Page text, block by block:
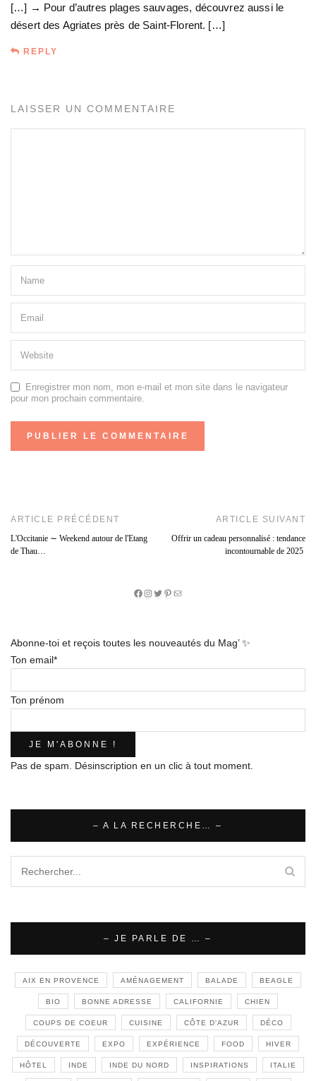
[…] → Pour d’autres plages sauvages, découvrez aussi le
désert des Agriates près de Saint-Florent. […]
REPLY
LAISSER UN COMMENTAIRE
Enregistrer mon nom, mon e-mail et mon site dans le navigateur
pour mon prochain commentaire.
ARTICLE PRÉCÉDENT
L'Occitanie ∼ Weekend autour de l'Etang
de Thau…
ARTICLE SUIVANT
Offrir un cadeau personnalisé : tendance
incontournable de 2025
Facebook
Instagram
Twitter
Pinterest
E-
Abonne-toi et reçois toutes les nouveautés du Mag’ ✨
Ton email*
Ton prénom
Pas de spam. Désinscription en un clic à tout moment.
– A LA RECHERCHE… –
– JE PARLE DE … –
AIX EN PROVENCE AMÉNAGEMENT BALADE BEAGLE
BIO BONNE ADRESSE CALIFORNIE CHIEN
COUPS DE COEUR CUISINE CÔTE D'AZUR DÉCO
DÉCOUVERTE EXPO EXPÉRIENCE FOOD HIVER
HÔTEL INDE INDE DU NORD INSPIRATIONS ITALIE